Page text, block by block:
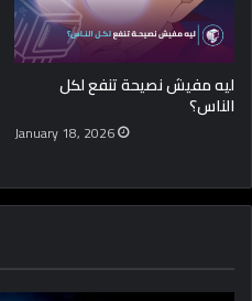
ليه مفيش نصيحة تنفع لكل
الناس؟
January 18, 2026